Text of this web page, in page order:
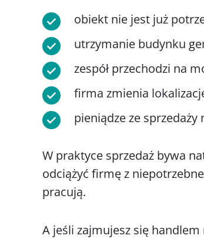
obiekt nie jest już
utrzymanie budynku
zespół przechodzi na
firma zmienia
pieniądze ze
W praktyce sprzedaż bywa
odciążyć firmę z
pracują.
A jeśli zajmujesz się